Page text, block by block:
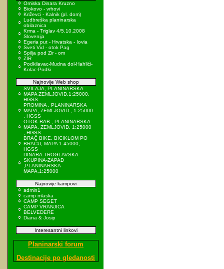
Omiska Dinara Kruzno
Biokovo - vrhovi
Križevci - Kalnik (pl. dom)
Ludbreška planinarska
obilaznica
Krma - Triglav 4/5.10.2008
Slovenija
Egeria put - Hrvatska - Iovia
Sveti Vid - otok Pag
Spilja pod Zir - om
ZIR
Podkilavac-Mudna dol-Hahlići-
Kolac-Podki
Najnovije Web shop
SVILAJA, PLANINARSKA
MAPA ZEMLJOVID,1:25000,
HGSS
PROMINA , PLANINARSKA
MAPA, ZEMLJOVID , 1:25000
, HGSS
OTOK RAB , PLANINARSKA
MAPA, ZEMLJOVID, 1:25000
, HGSS
BRAČ BIKE, BICIKLOM PO
BRAČU, MAPA 1:45000,
HGSS
DINARA-TROGLAVSKA
SKUPINA-ZAPAD
,PLANINARSKA
MAPA,1:25000
Najnovije kampovi
admin1
camp mlaska
CAMP SEGET
CAMP VRANJICA
BELVEDERE
Diana & Josip
Interesantni linkovi
Planinarski forum
Destinacije po gledanosti